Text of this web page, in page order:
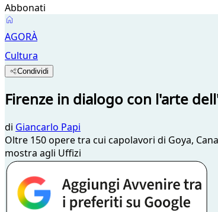
Abbonati
AGORÀ
Cultura
Condividi
Firenze in dialogo con l'arte
di Giancarlo Papi
Oltre 150 opere tra cui capolavori di Goya,
mostra agli Uffizi